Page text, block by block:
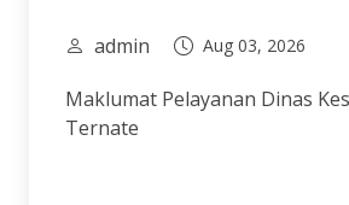
admin Aug 03, 2026
Maklumat Pelayanan Dinas
Ternate